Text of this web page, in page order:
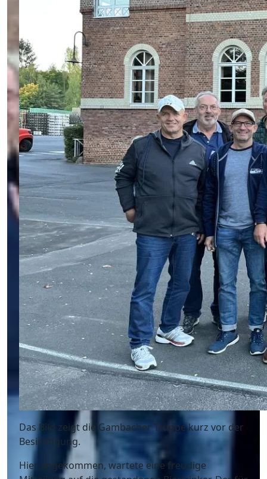
Das Bild zeigt die Gambacher Truppe kurz vor der
Besichtigung.
Hier angekommen, wartete eine freudige